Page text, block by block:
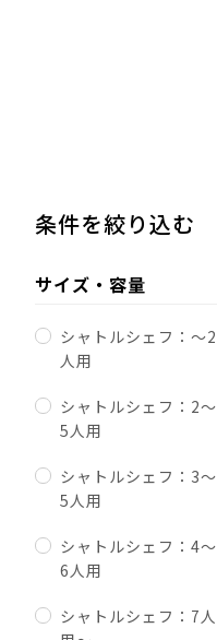
条件を絞り込む
サイズ・容量
シャトルシェフ：～2
人用
シャトルシェフ：2～
5人用
シャトルシェフ：3～
5人用
シャトルシェフ：4～
6人用
シャトルシェフ：7人